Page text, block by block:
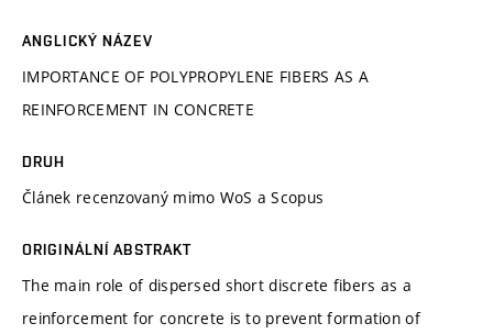
ANGLICKÝ NÁZEV
IMPORTANCE OF POLYPROPYLENE FIBERS AS A
REINFORCEMENT IN CONCRETE
DRUH
Článek recenzovaný mimo WoS a Scopus
ORIGINÁLNÍ ABSTRAKT
The main role of dispersed short discrete fibers as a
reinforcement for concrete is to prevent formation of